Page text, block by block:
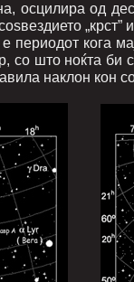
осцилира од
периодот кога
со што ноќта
наклон кон